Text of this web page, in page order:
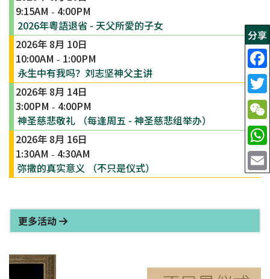
分享
9:15AM - 4:00PM
2026年粵語退省 - 天父所愛的子女
2026年 8月 10日
10:00AM - 1:00PM
永生中有我吗？刘志坚神父主讲
2026年 8月 14日
3:00PM - 4:00PM
神圣慈悲敬礼 （每逢周五 - 神圣慈悲组举办）
2026年 8月 16日
1:30AM - 4:30AM
弥撒的真实意义 （不只是仪式）
更多活动